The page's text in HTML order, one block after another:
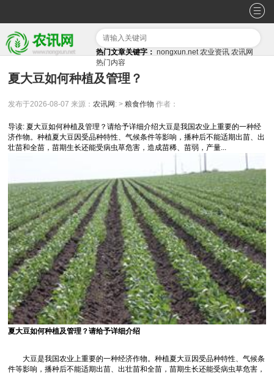
热门文章关键字： nongxun.net 农业资讯 农讯网
热门内容
夏大豆如何种植及管理？
发布于2026-08-07 来源：农讯网 : >粮食作物 作者：
导读: 夏大豆如何种植及管理？请给予详细介绍大豆是我国农业上重要的一种经
济作物。种植夏大豆因受品种特性、气候条件等影响，播种后不能适期出苗、出
壮苗和全苗，苗期生长还能受病虫草危害，造成苗稀、苗弱，产量...
夏大豆如何种植及管理？请给予详细介绍
大豆是我国农业上重要的一种经济作物。种植夏大豆因受品种特性、气候条
件等影响，播种后不能适期出苗、出壮苗和全苗，苗期生长还能受病虫草危害，